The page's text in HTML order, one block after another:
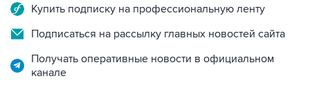
Купить подписку на профессиональную ленту
Подписаться на рассылку главных новостей сайта
Получать оперативные новости в официальном
канале